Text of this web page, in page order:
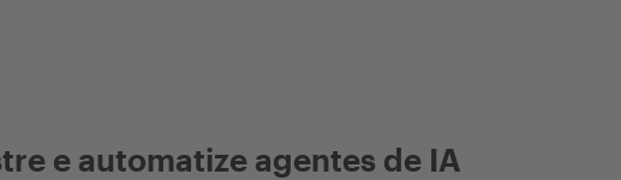
e automatize agentes de IA